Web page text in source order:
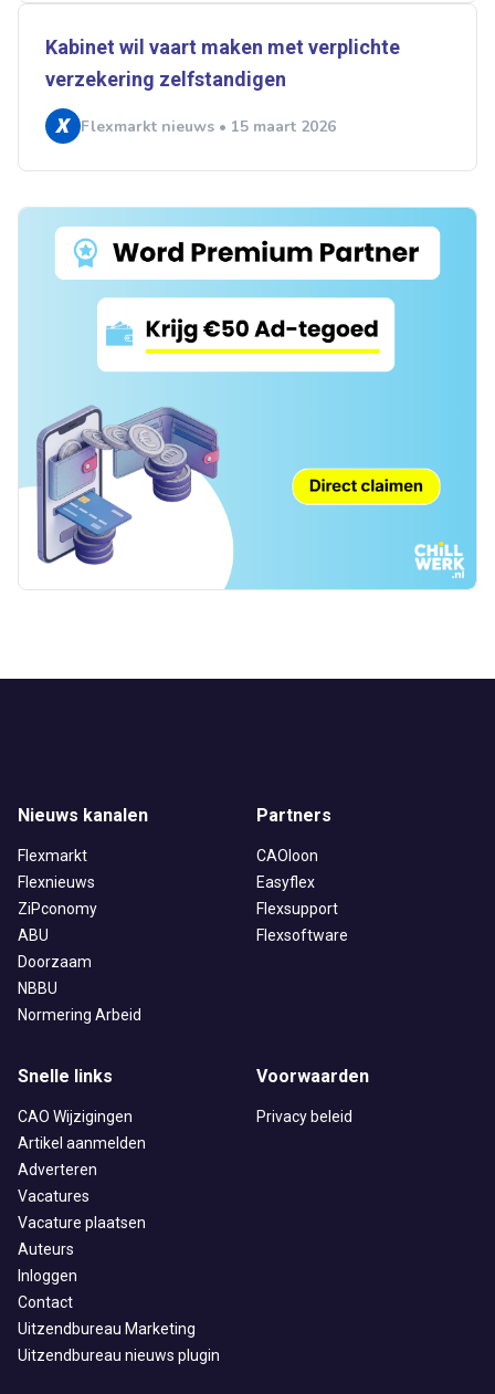
Kabinet wil vaart maken met verplichte
verzekering zelfstandigen
Flexmarkt nieuws • 15 maart 2026
Nieuws kanalen
Flexmarkt
Flexnieuws
ZiPconomy
ABU
Doorzaam
NBBU
Normering Arbeid
Partners
CAOloon
Easyflex
Flexsupport
Flexsoftware
Snelle links
CAO Wijzigingen
Artikel aanmelden
Adverteren
Vacatures
Vacature plaatsen
Auteurs
Inloggen
Contact
Uitzendbureau Marketing
Uitzendbureau nieuws plugin
Voorwaarden
Privacy beleid